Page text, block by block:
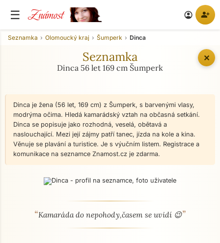
☰ Známost account_circle person_add
✕
Seznamka Olomoucký kraj Šumperk Dinca
Seznamka
Dinca 56 let 169 cm Šumperk
Dinca je žena (56 let, 169 cm) z Šumperk, s barvenými vlasy,
modrýma očima. Hledá kamarádský vztah na občasná setkání.
Dinca se popisuje jako rozhodná, veselá, obětavá a
naslouchající. Mezi její zájmy patří tanec, jízda na kole a kina.
Věnuje se plavání a turistice. Je s výučním listem. Registrace a
komunikace na seznamce Znamost.cz je zdarma.
O mně - seznamka profil
“Kamaráda do nepohody,časem se uvidí 😉”